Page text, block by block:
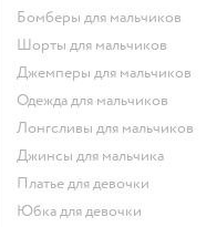
Бомберы для мальчиков
Шорты для мальчиков
Джемперы для мальчиков
Одежда для мальчиков
Лонгсливы для мальчиков
Джинсы для мальчика
Платье для девочки
Юбка для девочки